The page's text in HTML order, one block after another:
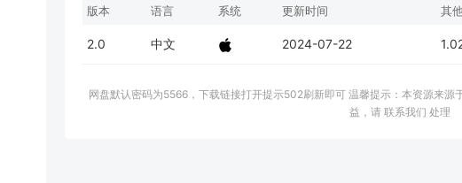
版本 语言 系统 更新时间 其
2.0 中文 2024-07-22
网盘默认密码为5566，下载链接打开提示502刷新即可 温馨提示：本资源来源
益，请 联系我们 处理